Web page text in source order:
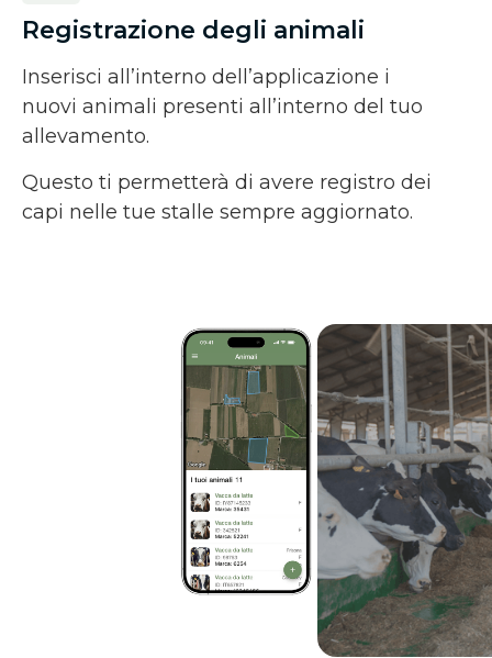
Registrazione degli animali
Inserisci all’interno dell’applicazione i
nuovi animali presenti all’interno del tuo
allevamento.
Questo ti permetterà di avere registro dei
capi nelle tue stalle sempre aggiornato.